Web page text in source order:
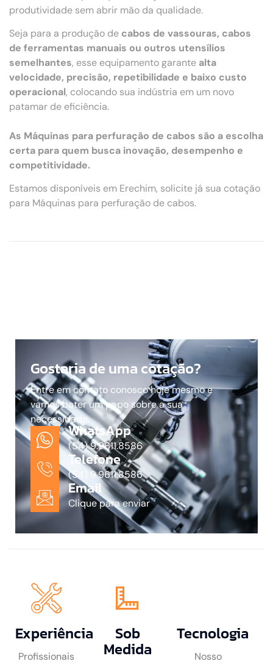
produtividade sem abrir mão da qualidade.
Seja para a produção de cabos de vassouras, cabos
de ferramentas manuais ou outros utensílios
semelhantes, esse equipamento garante alta
velocidade, precisão, repetibilidade e baixo custo
operacional, colocando sua indústria em um novo
patamar de eficiência.
As Máquinas para perfuração de cabos são a escolha
certa para quem busca inovação, desempenho e
competitividade.
Estamos disponíveis em Erechim, solicite já sua cotação
para Máquinas para perfuração de cabos.
Gostaria de uma cotação?
Entre em contato conosco hoje mesmo e
vamos bater um papo sobre a sua
necessidade.
WhatsApp
(54) 9.9611.8586
Telefone
(54) 9.9611.8586
Email
Clique para enviar
Experiência
Profissionais
Sob
Medida
Tecnologia
Nosso